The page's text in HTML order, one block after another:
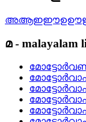
അആഇഈഉഊ
മ- malayalam